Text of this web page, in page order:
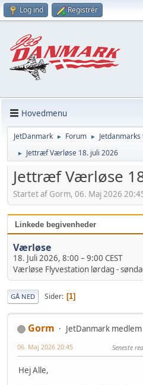
Log ind Registrér
Hovedmenu
JetDanmark ► Forum ►
► Jettræf Værløse 18. juli 2026
Jettræf Værløse
Startet af Gorm, 06. Maj 2026
Linkede begivenheder
Værløse
18. Juli 2026, 8:00 – 9:00 CEST
Værløse Flyvestation lørdag -
GÅ NED Sider 1
Gorm JetDanmark medlem
06. Maj 2026 20:45 Seneste
Hej Alle,